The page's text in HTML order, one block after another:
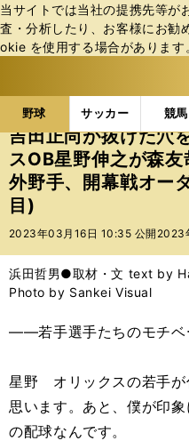
当サイトでは当社の提携先等が
査・分析したり、お客様にお勧
okie を使⽤する場合があります
野球 サッカー 競馬
b
ス
ポ
ル
テ
ィ
ー
バ
野球の記事一覧 プ
吉田正尚が抜けた穴
スOB星野伸之が森
外野手、開幕戦オー
目)
2023年03月16日 10:35 公開 2023
浜田哲男●取材・文 text by
Photo by Sankei Visual
――若手選手たちのモチベ
星野 オリックスの若手が
思います。あと、僕が印
の配球なんです。